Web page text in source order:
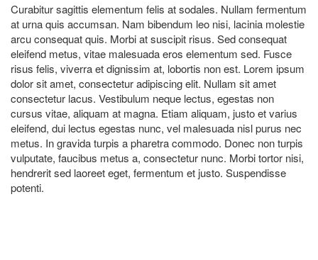
Curabitur sagittis elementum felis at sodales. Nullam fermentum
at urna quis accumsan. Nam bibendum leo nisi, lacinia molestie
arcu consequat quis. Morbi at suscipit risus. Sed consequat
eleifend metus, vitae malesuada eros elementum sed. Fusce
risus felis, viverra et dignissim at, lobortis non est. Lorem ipsum
dolor sit amet, consectetur adipiscing elit. Nullam sit amet
consectetur lacus. Vestibulum neque lectus, egestas non
cursus vitae, aliquam at magna. Etiam aliquam, justo et varius
eleifend, dui lectus egestas nunc, vel malesuada nisl purus nec
metus. In gravida turpis a pharetra commodo. Donec non turpis
vulputate, faucibus metus a, consectetur nunc. Morbi tortor nisi,
hendrerit sed laoreet eget, fermentum et justo. Suspendisse
potenti.